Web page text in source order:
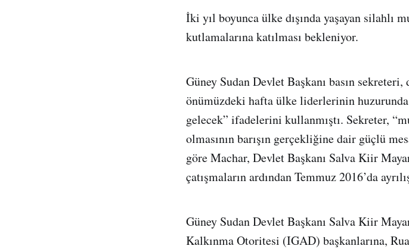
İki yıl boyunca ülke dışında yaşayan silahlı
kutlamalarına katılması bekleniyor.
Güney Sudan Devlet Başkanı basın sekreteri,
önümüzdeki hafta ülke liderlerinin
gelecek” ifadelerini kullanmıştı. Sekreter,
olmasının barışın gerçekliğine dair güçlü
göre Machar, Devlet Başkanı Salva Kiir
çatışmaların ardından Temmuz 2016’da
Güney Sudan Devlet Başkanı Salva Kiir
Kalkınma Otoritesi (IGAD) başkanlarına,